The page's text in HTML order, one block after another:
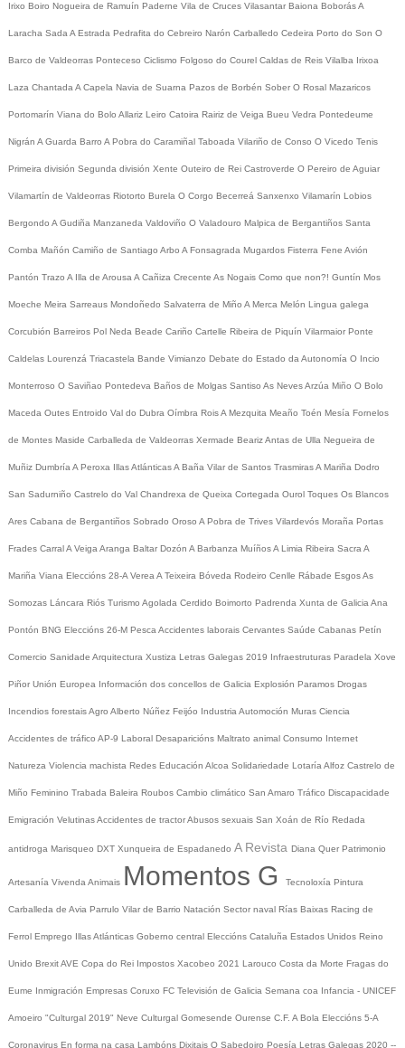
Irixo Boiro Nogueira de Ramuín Paderne Vila de Cruces Vilasantar Baiona BoborásA
Laracha Sada A Estrada Pedrafita do Cebreiro Narón Carballedo Cedeira Porto do Son O
Barco de Valdeorras Ponteceso Ciclismo Folgoso do Courel Caldas de Reis Vilalba Irixoa
Laza Chantada A Capela Navia de Suarna Pazos de Borbén Sober O Rosal Mazaricos
Portomarín Viana do Bolo Allariz Leiro Catoira Rairiz de Veiga Bueu Vedra Pontedeume
Nigrán A Guarda Barro A Pobra do Caramiñal Taboada Vilariño de Conso O Vicedo Tenis
Primeira división Segunda división Xente Outeiro de Rei Castroverde O Pereiro de Aguiar
Vilamartín de Valdeorras Riotorto Burela O Corgo Becerreá Sanxenxo Vilamarín Lobios
Bergondo A Gudiña Manzaneda Valdoviño O Valadouro Malpica de Bergantiños Santa
Comba Mañón Camiño de Santiago Arbo A Fonsagrada Mugardos Fisterra Fene Avión
Pantón Trazo A Illa de Arousa A Cañiza Crecente As Nogais Como que non?! Guntín Mos
Moeche Meira Sarreaus Mondoñedo Salvaterra de Miño A Merca Melón Lingua galega
Corcubión Barreiros Pol Neda Beade Cariño Cartelle Ribeira de Piquín Vilarmaior Ponte
Caldelas Lourenzá Triacastela Bande Vimianzo Debate do Estado da Autonomía O Incio
Monterroso O Saviñao Pontedeva Baños de Molgas Santiso As NevesArzúa Miño O Bolo
Maceda Outes Entroido Val do Dubra Oímbra RoisA Mezquita Meaño Toén Mesía Fornelos
de Montes Maside Carballeda de Valdeorras Xermade BearizAntas de Ulla Negueira de
Muñiz Dumbría A Peroxa Illas AtlánticasA Baña Vilar de Santos TrasmirasA Mariña Dodro
San Sadurniño Castrelo do Val Chandrexa de Queixa Cortegada Ourol Toques Os Blancos
Ares Cabana de Bergantiños Sobrado Oroso A Pobra de Trives Vilardevós Moraña Portas
Frades CarralA Veiga Aranga Baltar Dozón A Barbanza MuíñosA Limia Ribeira Sacra A
Mariña Viana Eleccións 28-A Verea A Teixeira Bóveda Rodeiro Cenlle Rábade EsgosAs
Somozas Láncara Riós Turismo Agolada Cerdido Boimorto Padrenda Xunta de Galicia Ana
Pontón BNG Eleccións 26-M Pesca Accidentes laborais Cervantes Saúde Cabanas Petín
Comercio Sanidade Arquitectura Xustiza Letras Galegas 2019 Infraestruturas Paradela Xove
Piñor Unión Europea Información dos concellos de Galicia Explosión Paramos Drogas
Incendios forestaisAgro Alberto Núñez Feijóo Industria Automoción Muras Ciencia
Accidentes de tráfico AP-9 Laboral Desaparicións Maltrato animal Consumo Internet
Natureza Violencia machista Redes Educación Alcoa Solidariedade Lotaría Alfoz Castrelo de
Miño Feminino Trabada Baleira Roubos Cambio climático San Amaro Tráfico Discapacidade
Emigración VelutinasAccidentes de tractorAbusos sexuais San Xoán de Río Redada
antidroga Marisqueo DXT Xunqueira de Espadanedo A Revista Diana Quer Patrimonio
Artesanía Vivenda Animais Momentos G Tecnoloxía Pintura
Carballeda de Avia Parrulo Vilar de Barrio Natación Sector naval Rías Baixas Racing de
Ferrol Emprego Illas Atlánticas Goberno central Eleccións Cataluña Estados Unidos Reino
Unido BrexitAVE Copa do Rei Impostos Xacobeo 2021 Larouco Costa da Morte Fragas do
Eume Inmigración Empresas Coruxo FC Televisión de Galicia Semana coa Infancia - UNICEF
Amoeiro "Culturgal 2019" Neve Culturgal Gomesende Ourense C.F. A Bola Eleccións 5-A
Coronavirus En forma na casa Lambóns Dixitais O Sabedoiro Poesía Letras Galegas 2020 --